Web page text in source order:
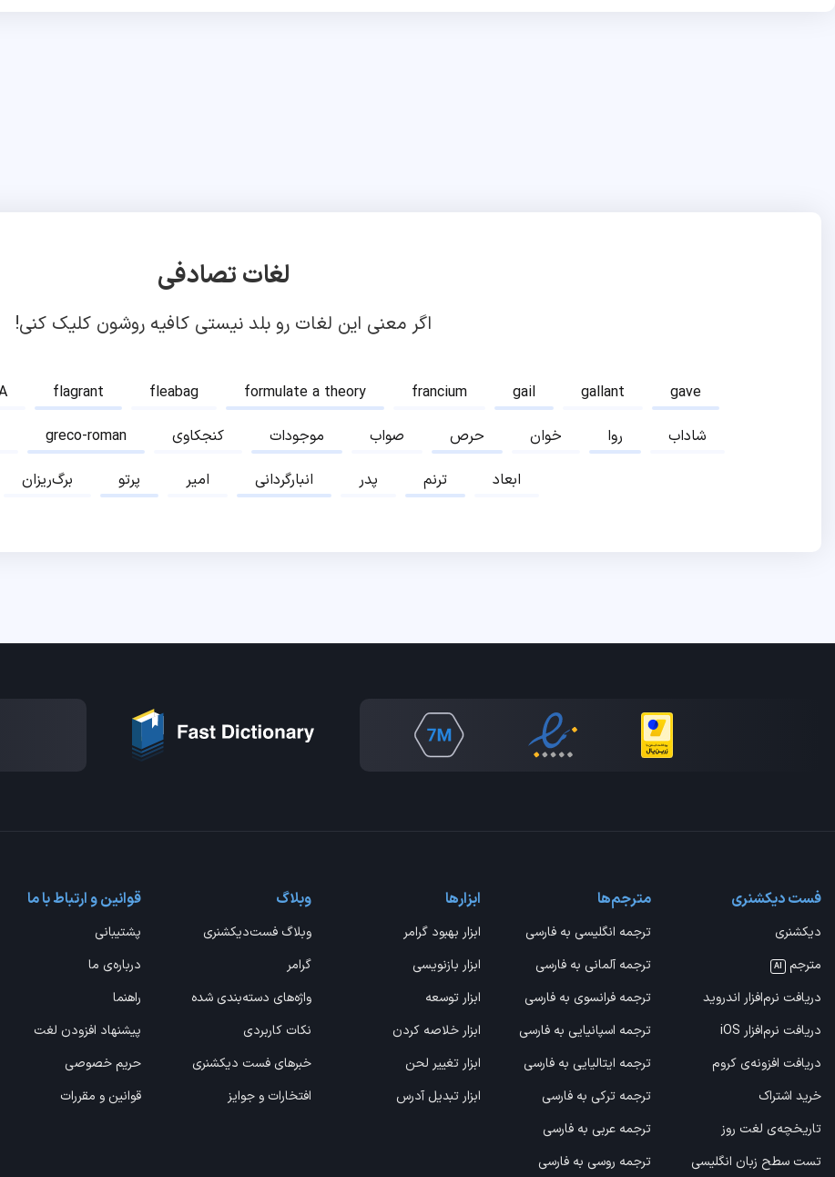
لغات تصادفی
اگر معنی این لغات رو بلد نیستی کافیه روشون کلیک کنی!
flagrant fleabag formulate a theory francium gail gallant
gave
greco-roman کنجکاوی موجودات صواب حرص خوان روا
شاداب
برگ‌ریزان پرتو امیر انبارگردانی پدر ترنم ابعاد
فست دیکشنری
دیکشنری
مترجم
AI
دریافت نرم‌افزار اندروید
دریافت نرم‌افزار iOS
دریافت افزونه‌ی کروم
خرید اشتراک
تاریخچه‌ی لغت روز
تست سطح زبان انگلیسی
مترجم‌ها
ترجمه انگلیسی به فارسی
ترجمه آلمانی به فارسی
ترجمه فرانسوی به فارسی
ترجمه اسپانیایی به فارسی
ترجمه ایتالیایی به فارسی
ترجمه ترکی به فارسی
ترجمه عربی به فارسی
ترجمه روسی به فارسی
ابزارها
ابزار بهبود گرامر
ابزار بازنویسی
ابزار توسعه
ابزار خلاصه کردن
ابزار تغییر لحن
ابزار تبدیل آدرس
وبلاگ
وبلاگ فست‌دیکشنری
گرامر
واژه‌های دسته‌بندی شده
نکات کاربردی
خبرهای فست دیکشنری
افتخارات و جوایز
قوانین و ارتباط با ما
پشتیبانی
درباره‌ی ما
راهنما
پیشنهاد افزودن لغت
حریم خصوصی
قوانین و مقررات